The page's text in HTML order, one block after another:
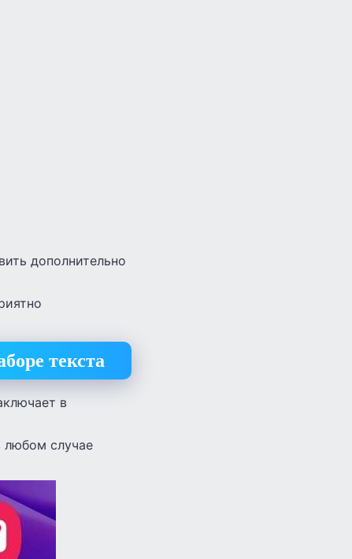
дополнительно
текста
в
любом случае